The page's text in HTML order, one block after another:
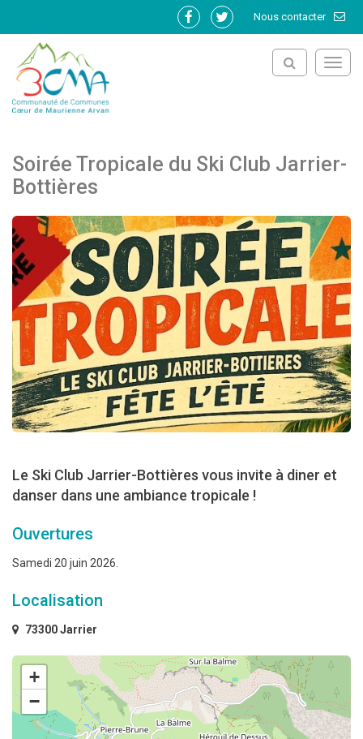
Nous contacter
Lien
Lien
Soirée Tropicale du Ski Club Jarrier-
Bottières
Le Ski Club Jarrier-Bottières vous invite à diner et
danser dans une ambiance tropicale !
Ouvertures
Samedi 20 juin 2026.
Localisation
73300 Jarrier
+
−